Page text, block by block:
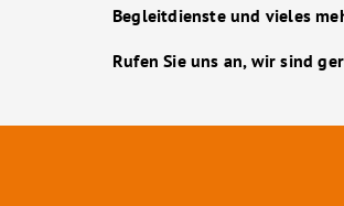
Begleitdienste und vieles
Rufen Sie uns an, wir sind